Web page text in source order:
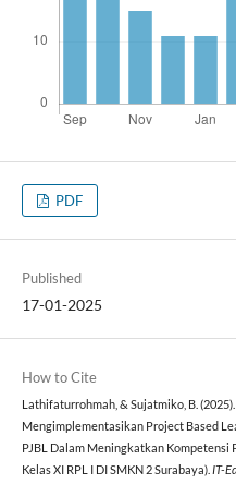
PDF
Published
17-01-2025
How to Cite
Lathifaturrohmah, & Sujatmiko, B.
Mengimplementasikan Project Based
PJBL Dalam Meningkatkan Kompetensi
Kelas XI RPL I DI SMKN 2 Surabaya). IT-